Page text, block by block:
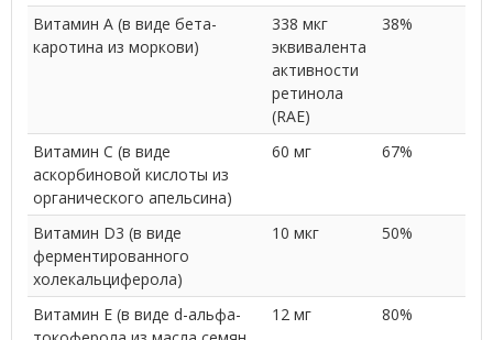
Витамин A (в виде бета-
каротина из моркови)
338 мкг
эквивалента
активности
ретинола
(RAE)
38%
Витамин C (в виде
аскорбиновой кислоты из
органического апельсина)
60 мг 67%
Витамин D3 (в виде
ферментированного
холекальциферола)
10 мкг 50%
Витамин E (в виде d-альфа-
12 мг 80%